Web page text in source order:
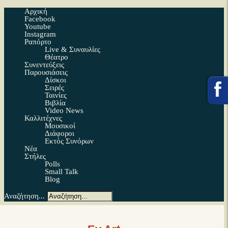
Αρχική
Facebook
Youtube
Instagram
Ραπόρτο
Live & Συναυλίες
Θέατρο
Συνεντεύξεις
Παρουσιάσεις
Δίσκοι
Σειρές
Ταινίες
Βιβλία
Video News
Καλλιτέχνες
Μουσικοί
Διάφοροι
Εκτός Συνόρων
Νέα
Στήλες
Polls
Small Talk
Blog
Αναζήτηση...